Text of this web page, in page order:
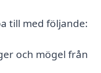
till med följande:
och mögel från